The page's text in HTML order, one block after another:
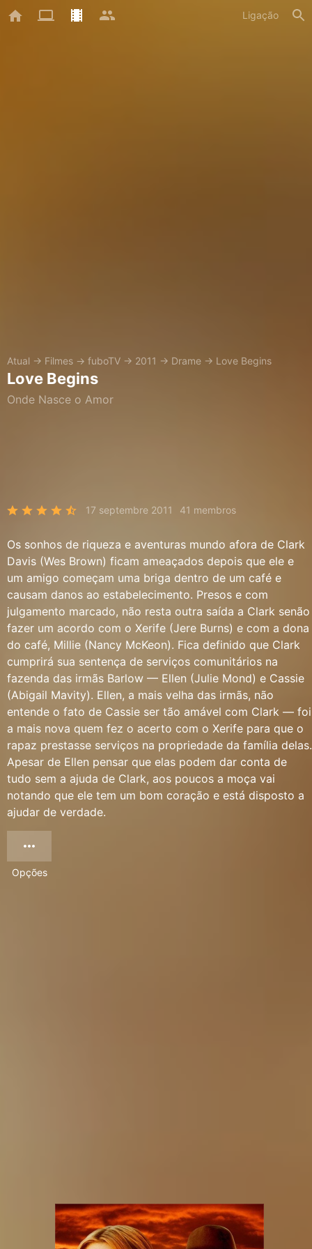
Ligação
Atual → Filmes → fuboTV → 2011 → Drame → Love Begins
Love Begins
Onde Nasce o Amor
17 septembre 2011 41 membros
Os sonhos de riqueza e aventuras mundo afora de Clark
Davis (Wes Brown) ficam ameaçados depois que ele e
um amigo começam uma briga dentro de um café e
causam danos ao estabelecimento. Presos e com
julgamento marcado, não resta outra saída a Clark senão
fazer um acordo com o Xerife (Jere Burns) e com a dona
do café, Millie (Nancy McKeon). Fica definido que Clark
cumprirá sua sentença de serviços comunitários na
fazenda das irmãs Barlow — Ellen (Julie Mond) e Cassie
(Abigail Mavity). Ellen, a mais velha das irmãs, não
entende o fato de Cassie ser tão amável com Clark — foi
a mais nova quem fez o acerto com o Xerife para que o
rapaz prestasse serviços na propriedade da família delas.
Apesar de Ellen pensar que elas podem dar conta de
tudo sem a ajuda de Clark, aos poucos a moça vai
notando que ele tem um bom coração e está disposto a
ajudar de verdade.
Opções